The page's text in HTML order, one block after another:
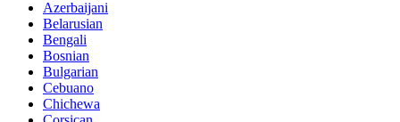
Azerbaijani
Belarusian
Bengali
Bosnian
Bulgarian
Cebuano
Chichewa